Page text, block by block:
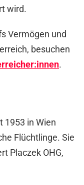
wird.
Vermögen und
besuchen
.
1953 in Wien
Flüchtlinge. Sie
Placzek OHG,